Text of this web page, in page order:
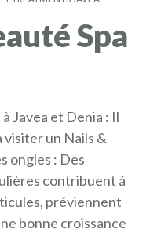
Spa
Javea et Denia : Il
visiter un Nails &
ongles : Des
contribuent à
préviennent
bonne croissance